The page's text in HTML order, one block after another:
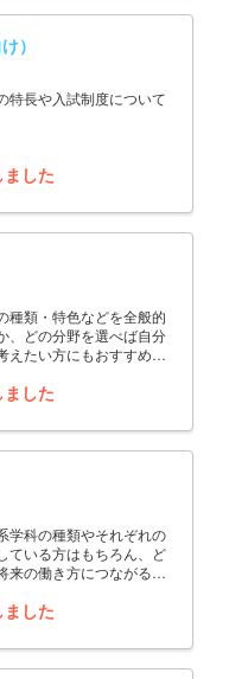
）
特長や入試制度について
した
種類・特色などを全般的
、どの分野を選べば自分
えたい方にもおすすめの
した
学科の種類やそれぞれの
ている方はもちろん、ど
来の働き方につながるの
した